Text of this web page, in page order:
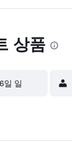
상품
일 일